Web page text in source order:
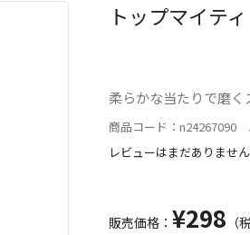
トップマイテ
柔らかな当たりで磨く
商品コード：n24267090
レビューはまだありません
販売価格： ¥298 （